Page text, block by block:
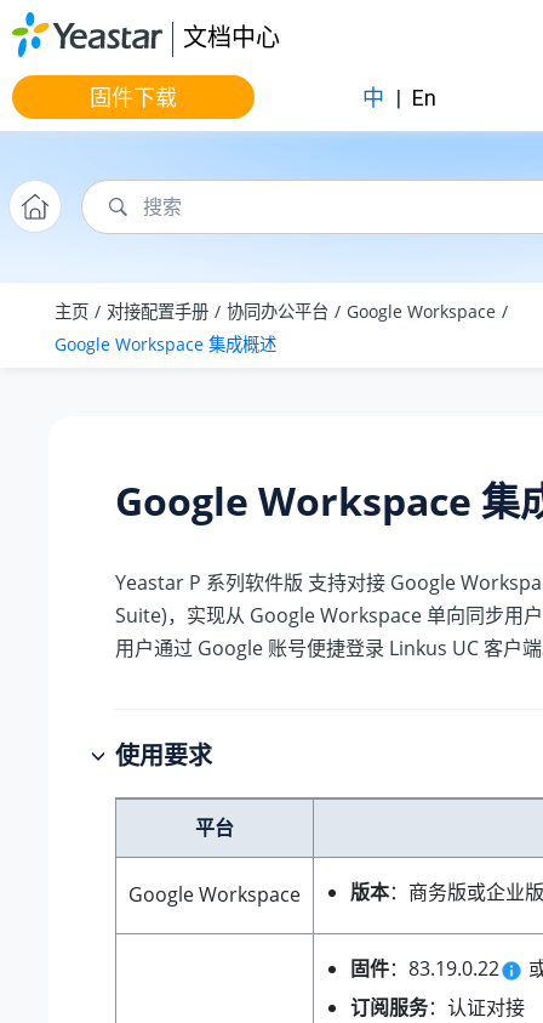
跳转到主要内容
文档中心
固件下载 中 | En
主页 对接配置手册 协同办公平台
Google Workspace
Google Workspace 集成概述
Google Workspace 集
Yeastar P 系列软件版支持对接 Google
Suite)，实现从 Google Workspace 单向同步用
用户通过 Google 账号便捷登录 Linkus UC 客户
使用要求
平台
Google Workspace 版本：商务版或企业版
固件： 83.19.0.22
订阅服务：认证对接